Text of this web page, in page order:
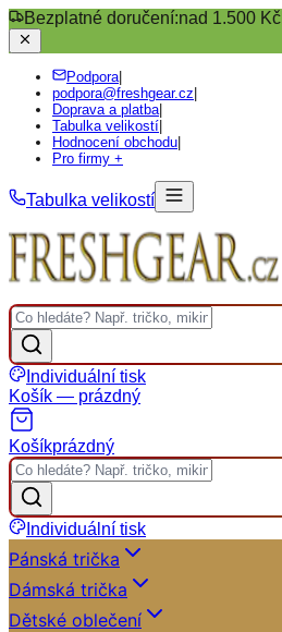
Bezplatné doručení:nad 1.500 Kč
Podpora|
podpora@freshgear.cz
Doprava a platba|
Tabulka velikostí
Hodnocení obchodu
Pro firmy +
Tabulka velikostí
Individuální tisk
Košík — prázdný
Košíkprázdný
Individuální tisk
Pánská trička
Dámská trička
Dětské oblečení